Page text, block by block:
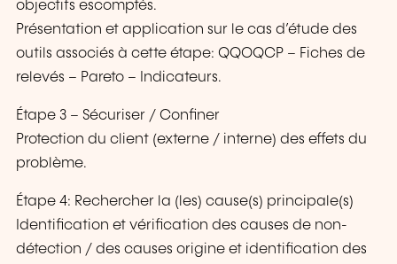
objectifs escomptés.
Présentation et application sur le cas d’étude des
outils associés à cette étape: QQOQCP – Fiches de
relevés – Pareto – Indicateurs.
Étape 3 – Sécuriser / Confiner
Protection du client (externe / interne) des effets du
problème.
Étape 4: Rechercher la (les) cause(s) principale(s)
Identification et vérification des causes de non-
détection / des causes origine et identification des